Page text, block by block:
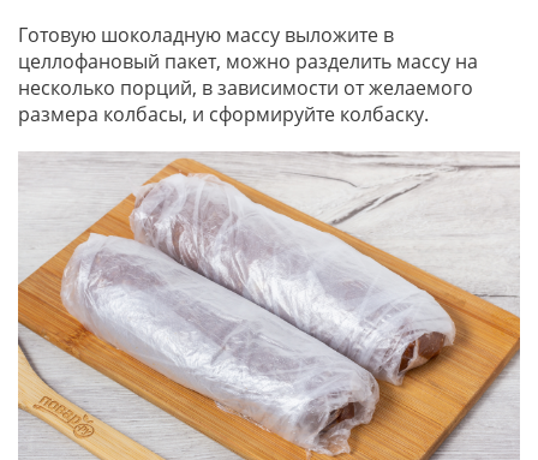
Готовую шоколадную массу выложите в
целлофановый пакет, можно разделить массу на
несколько порций, в зависимости от желаемого
размера колбасы, и сформируйте колбаску.